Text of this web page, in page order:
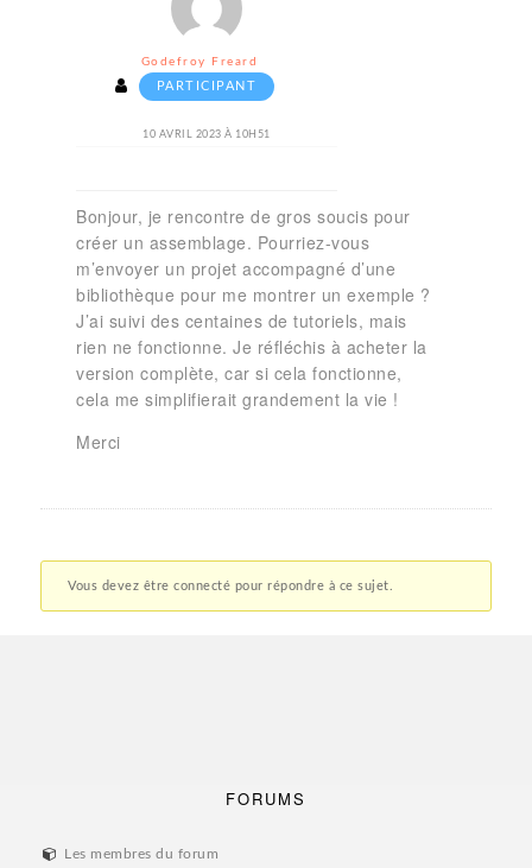
Godefroy Freard
PARTICIPANT
10 AVRIL 2023 À 10H51
Bonjour, je rencontre de gros soucis pour
créer un assemblage. Pourriez-vous
m’envoyer un projet accompagné d’une
bibliothèque pour me montrer un exemple ?
J’ai suivi des centaines de tutoriels, mais
rien ne fonctionne. Je réfléchis à acheter la
version complète, car si cela fonctionne,
cela me simplifierait grandement la vie !
Merci
Vous devez être connecté pour répondre à ce sujet.
FORUMS
Les membres du forum